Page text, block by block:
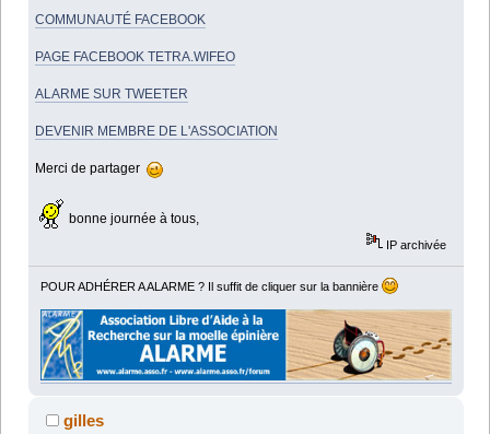
COMMUNAUTÉ FACEBOOK
PAGE FACEBOOK TETRA.WIFEO
ALARME SUR TWEETER
DEVENIR MEMBRE DE L'ASSOCIATION
Merci de partager
bonne journée à tous,
IP archivée
POUR ADHÉRER A ALARME ? Il suffit de cliquer sur la bannière
gilles